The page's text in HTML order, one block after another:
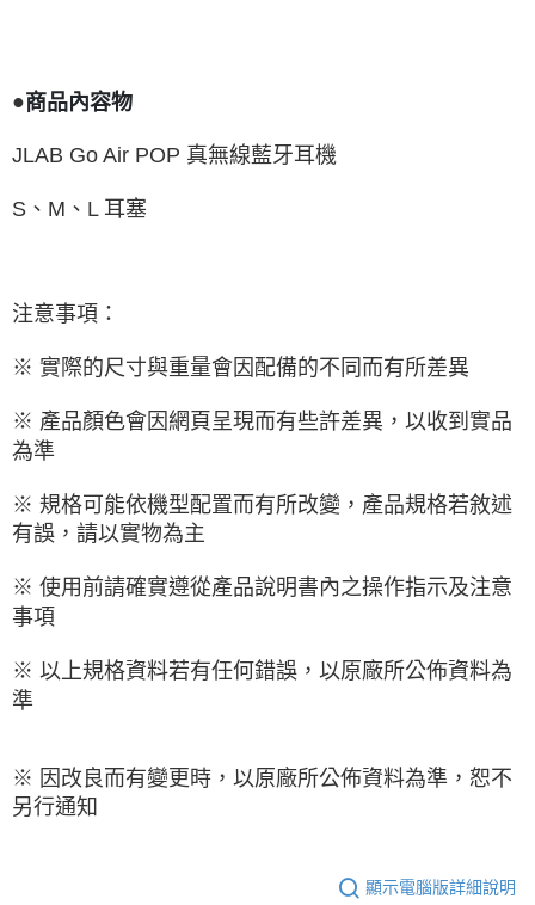
●商品內容物
JLAB Go Air POP 真無線藍牙耳機
S 、 M 、 L 耳塞
注意事項：
※ 實際的尺寸與重量會因配備的不同而有所差異
※ 產品顏色會因網頁呈現而有些許差異，以收到實品
為準
※ 規格可能依機型配置而有所改變，產品規格若敘述
有誤，請以實物為主
※ 使用前請確實遵從產品說明書內之操作指示及注意
事項
※ 以上規格資料若有任何錯誤，以原廠所公佈資料為
準
※ 因改良而有變更時，以原廠所公佈資料為準，恕不
另行通知
顯示電腦版詳細說明